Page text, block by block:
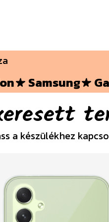
Samsung
a készülékhez